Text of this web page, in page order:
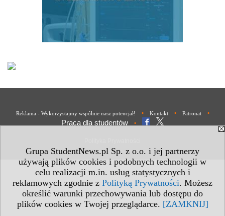
Grupa StudentNews.pl Sp. z o.o. i jej partnerzy
używają plików cookies i podobnych technologii w
celu realizacji m.in. usług statystycznych i
reklamowych zgodnie z Polityką Prywatności. Możesz
określić warunki przechowywania lub dostępu do
plików cookies w Twojej przeglądarce. [ZAMKNIJ]
Reklama - Wykorzystajmy wspólnie nasz potencjał! • Kontakt • Patronat •
Praca dla studentów •